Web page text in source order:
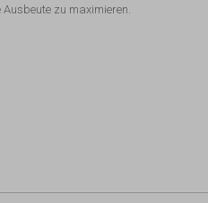
zu maximieren.